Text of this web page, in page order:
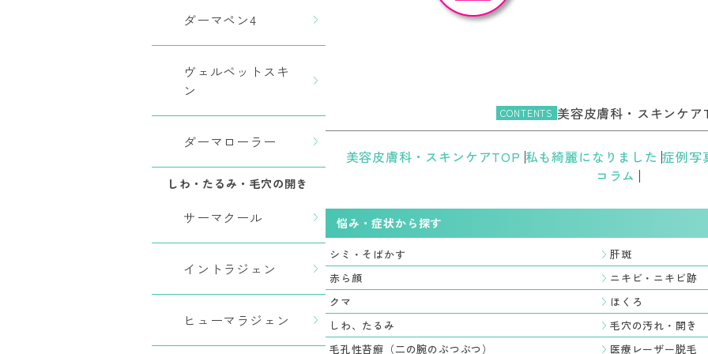
ダーマペン4
ヴェルベットスキ
ン
ダーマローラー
しわ・たるみ・毛穴の開き
サーマクール
イントラジェン
ヒューマラジェン
CONTENTS 美容皮膚科・スキンケ
美容皮膚科・スキンケアTOP 私も綺麗になりました症例
コラム
悩み・症状から探す
シミ・そばかす
肝斑
赤ら顔
ニキビ・ニキビ跡
クマ
ほくろ
しわ、たるみ
毛穴の汚れ・開き
毛孔性苔癬（二の腕のぶつぶつ）
医療レーザー脱毛